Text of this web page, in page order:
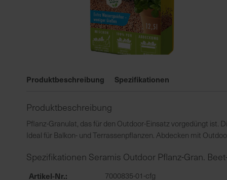
der
springen
Produktbeschreibung Spezifikationen
Produktbeschreibung
Pflanz-Granulat, das für den Outdoor-Einsatz vorgedüngt ist.
Ideal für Balkon- und Terrassenpflanzen. Abdecken mit
Spezifikationen Seramis Outdoor Pflanz-Gran.
Artikel-Nr. 7000835-01-cfg